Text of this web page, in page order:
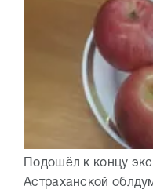
Подошёл к концу
Астраханской